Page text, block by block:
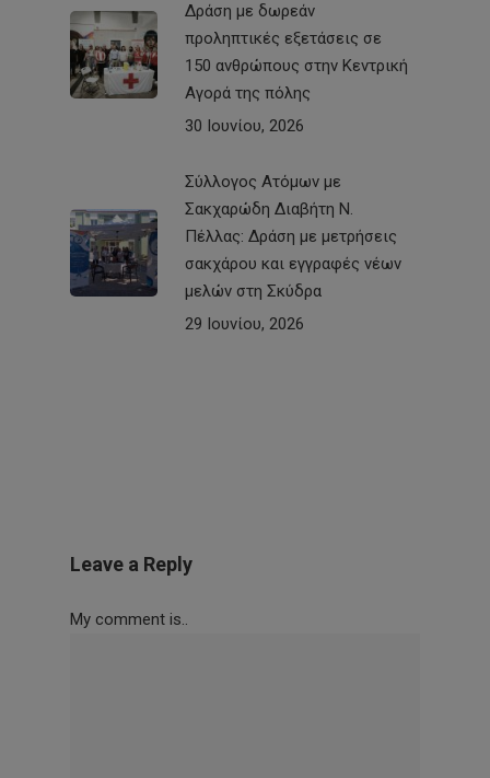
Δράση με δωρεάν
προληπτικές εξετάσεις σε
150 ανθρώπους στην Κεντρική
Αγορά της πόλης
30 Ιουνίου, 2026
Σύλλογος Ατόμων με
Σακχαρώδη Διαβήτη Ν.
Πέλλας: Δράση με μετρήσεις
σακχάρου και εγγραφές νέων
μελών στη Σκύδρα
29 Ιουνίου, 2026
Leave a Reply
My comment is..